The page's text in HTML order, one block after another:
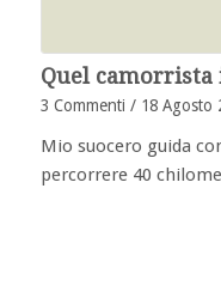
Quel camorrista
3 Commenti / 18 Agosto
Mio suocero guida
percorrere 40